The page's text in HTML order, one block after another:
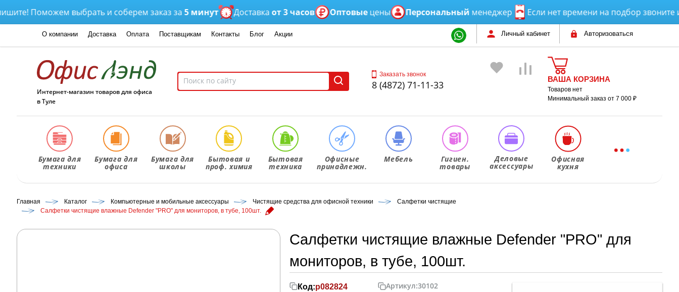
выбрать и соберем заказ за5 минут Доставкаот 3 часов Оптовыецены Персональныйменеджер Если нет времени на подбор звоните или
Личный кабинет Авторизоваться
О компании Доставка Оплата Поставщикам Контакты Блог Акции
Интернет-магазин товаров для офиса
в Туле
Заказать звонок
8 (4872) 71-11-33 ВАША КОРЗИНА
Товаров нет
Минимальный заказ от 7 000 ₽
Бумага для
техники
Бумага для
офиса
Бумага для
школы
Бытовая и
проф. химия
Бытовая
техника
Офисные
принадлежн.
Мебель Гигиен.
товары
Деловые
аксессуары
Офисная
кухня
Главная Каталог Компьютерные и мобильные аксессуары Чистящие средства для офисной техники
Салфетки чистящие
Салфетки чистящие влажные Defender "PRO" для мониторов, в тубе, 100шт.
Салфетки чистящие влажные Defender "PRO" для
мониторов, в тубе, 100шт.
Код:р082824 Артикул:30102